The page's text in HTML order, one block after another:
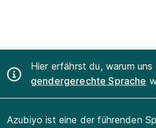
Hier erfährst du, warum
gendergerechte Sprache
Azubiyo ist eine der führenden